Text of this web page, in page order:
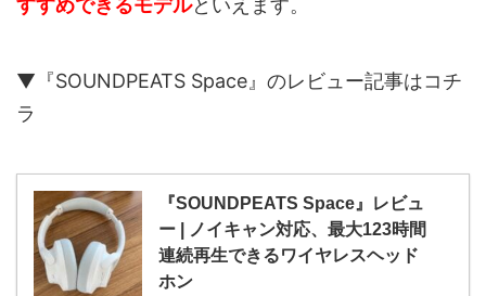
すすめできるモデルといえます。
▼『SOUNDPEATS Space』のレビュー記事はコチ
ラ
『SOUNDPEATS Space』レビュ
ー | ノイキャン対応、最大123時間
連続再生できるワイヤレスヘッド
ホン